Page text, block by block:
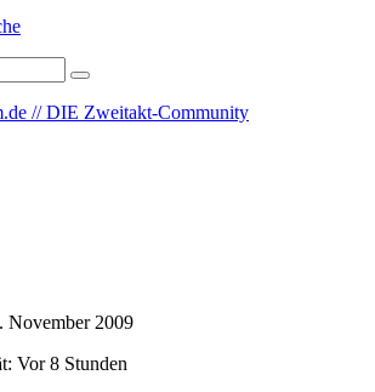
// DIE Zweitakt-Community
November 2009
Vor 8 Stunden